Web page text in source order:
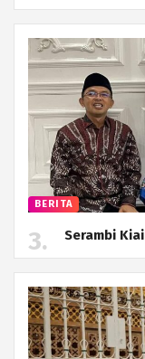
BERITA
Serambi Kiai